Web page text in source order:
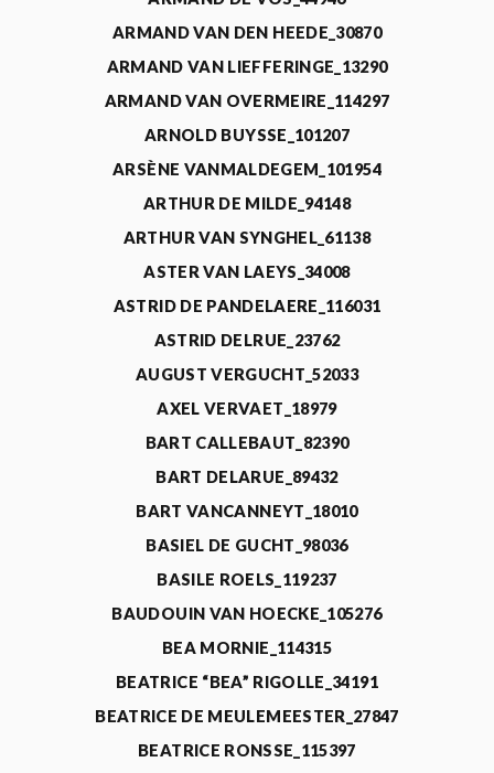
ARMAND VAN DEN HEEDE_30870
ARMAND VAN LIEFFERINGE_13290
ARMAND VAN OVERMEIRE_114297
ARNOLD BUYSSE_101207
ARSÈNE VANMALDEGEM_101954
ARTHUR DE MILDE_94148
ARTHUR VAN SYNGHEL_61138
ASTER VAN LAEYS_34008
ASTRID DE PANDELAERE_116031
ASTRID DELRUE_23762
AUGUST VERGUCHT_52033
AXEL VERVAET_18979
BART CALLEBAUT_82390
BART DELARUE_89432
BART VANCANNEYT_18010
BASIEL DE GUCHT_98036
BASILE ROELS_119237
BAUDOUIN VAN HOECKE_105276
BEA MORNIE_114315
BEATRICE “BEA” RIGOLLE_34191
BEATRICE DE MEULEMEESTER_27847
BEATRICE RONSSE_115397